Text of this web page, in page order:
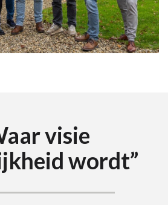
visie
wordt”